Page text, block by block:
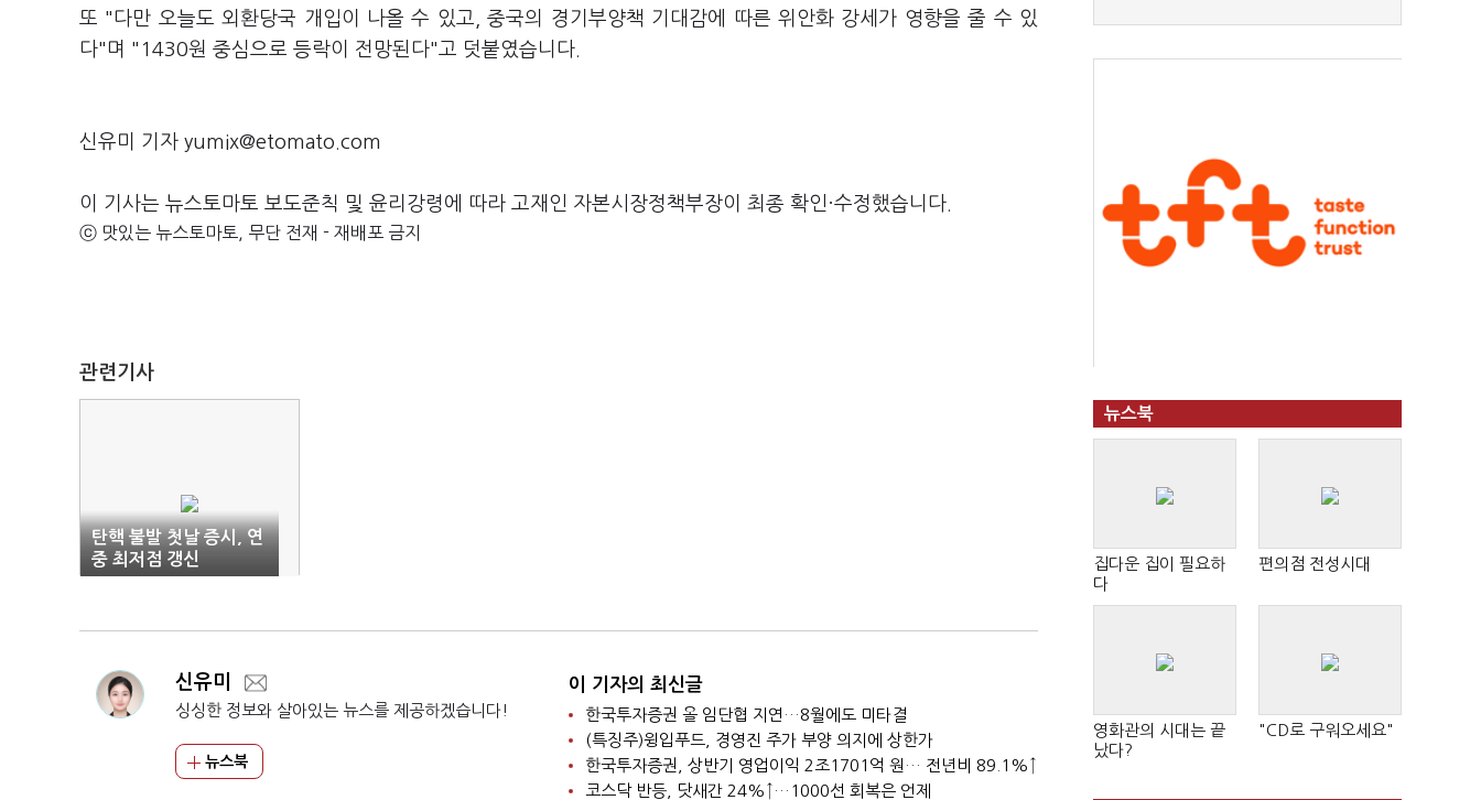
또 "다만 오늘도 외환당국 개입이 나올 수 있고, 중국의 경기부양책 기대감에 따른 위안화 강세가 영향을 줄 수 있
다"며 "1430원 중심으로 등락이 전망된다"고 덧붙였습니다.
신유미 기자 yumix@etomato.com
이 기사는 뉴스토마토 보도준칙 및 윤리강령에 따라 고재인 자본시장정책부장이 최종 확인·수정했습니다.
ⓒ 맛있는 뉴스토마토, 무단 전재 - 재배포 금지
관련기사
탄핵 불발 첫날 증시, 연
중 최저점 갱신
신유미
싱싱한 정보와 살아있는 뉴스를 제공하겠습니다!
뉴스북
이 기자의 최신글
한국투자증권 올 임단협 지연…8월에도 미타결
(특징주)윙입푸드, 경영진 주가 부양 의지에 상한가
한국투자증권, 상반기 영업이익 2조1701억 원… 전년비 89.1%↑
코스닥 반등, 닷새간 24%↑…1000선 회복은 언제
뉴스북
집다운 집이 필요하
다
편의점 전성시대
영화관의 시대는 끝
났다?
"CD로 구워오세요"